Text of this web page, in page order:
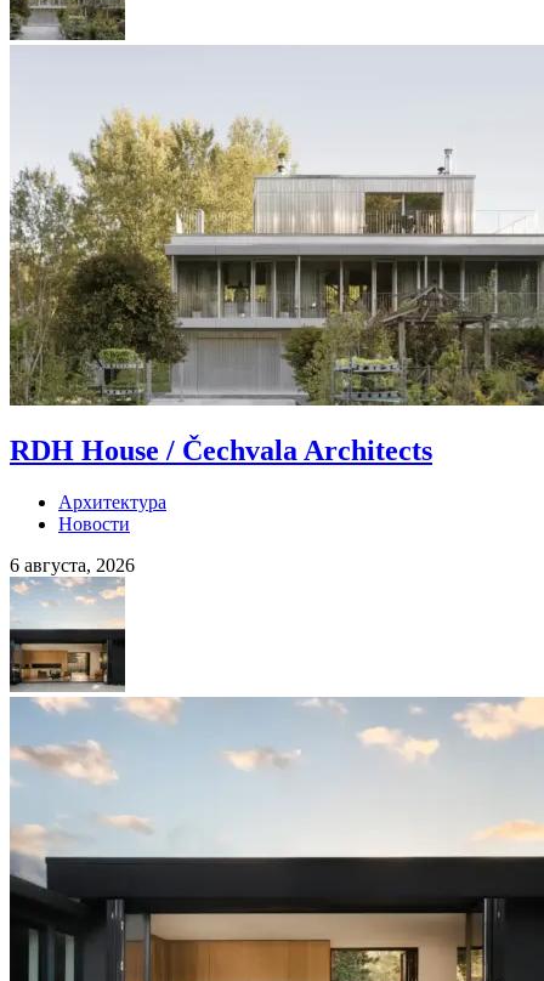
RDH House / Čechvala Architects
Архитектура
Новости
6 августа, 2026